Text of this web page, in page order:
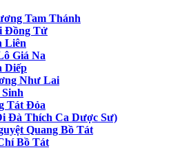
Tam Thánh
Đồng Tử
Liên
Giá Na
Diếp
Như Lai
Tát Đỏa
Đà Thích Ca Dược Sư)
Quang Bồ Tát
Bồ Tát